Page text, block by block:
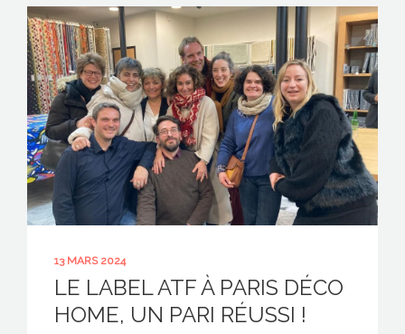
13 MARS 2024
LE LABEL ATF À PARIS DÉCO
HOME, UN PARI RÉUSSI !